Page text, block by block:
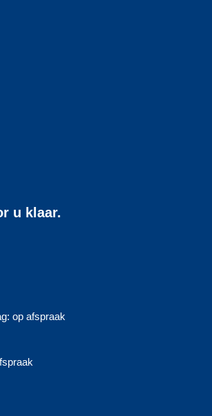
u klaar.
op afspraak